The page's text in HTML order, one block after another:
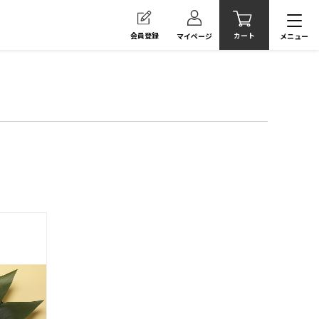
会員登録 マイページ カート メニュー